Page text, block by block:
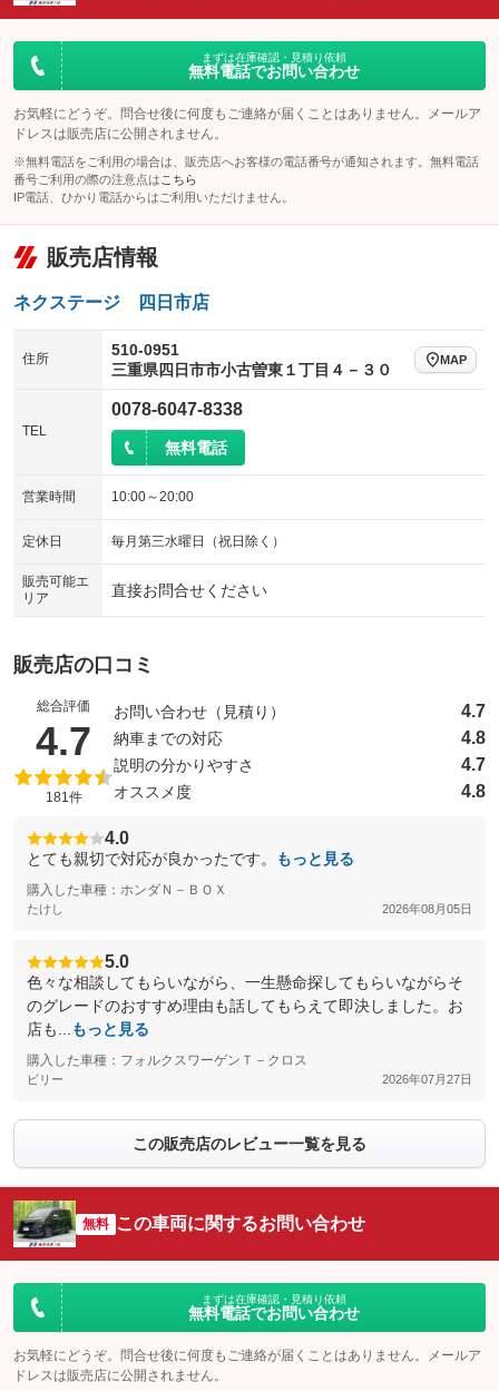
エアサスペンション ヘッドライトウォッシャー
まずは在庫確認・見積り依頼
無料電話でお問い合わせ
お気軽にどうぞ。問合せ後に何度もご連絡が届くことはありません。メールア
ドレスは販売店に公開されません。
※無料電話をご利用の場合は、販売店へお客様の電話番号が通知されます。無料電話
番号ご利用の際の注意点は こちら
IP電話、ひかり電話からはご利用いただけません。
販売店情報
ネクステージ 四日市店
住所
510-0951
三重県四日市市小古曽東１丁目４－３０
MAP
TEL
0078-6047-8338
無料電話
営業時間 10:00～20:00
定休日 毎月第三水曜日（祝日除く）
販売可能エ
リア
直接お問合せください
販売店の口コミ
総合評価
4.7 （5点満点中）
181件
お問い合わせ（見積り） 4.7
納車までの対応 4.8
説明の分かりやすさ 4.7
オススメ度 4.8
4.0
とても親切で対応が良かったです。 もっと見る
購入した車種：ホンダＮ－ＢＯＸ
たけし 2026年08月05日
5.0
色々な相談してもらいながら、一生懸命探してもらいながらそ
のグレードのおすすめ理由も話してもらえて即決しました。お
店も...
もっと見る
購入した車種：フォルクスワーゲンＴ－クロス
ビリー 2026年07月27日
この販売店のレビュー一覧を見る
無料 この車両に関するお問い合わせ
まずは在庫確認・見積り依頼
無料電話でお問い合わせ
お気軽にどうぞ。問合せ後に何度もご連絡が届くことはありません。メールア
ドレスは販売店に公開されません。